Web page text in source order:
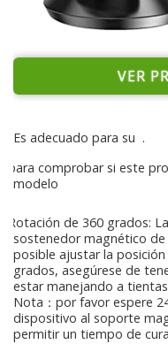
VER
Es adecuado para su .
para comprobar si este
modelo
Rotación de 360 grados:
sostenedor magnético
posible ajustar la
grados, asegúrese de
estar manejando a
Nota：por favor espere
dispositivo al soporte
permitir un tiempo de